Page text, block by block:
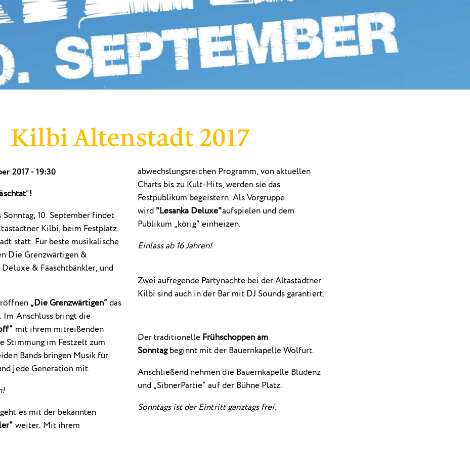
Kilbi Altenstadt 2017
2017 - 19:30
“!
Sonntag, 10. September findet
Kilbi, beim Festplatz
statt. Für beste musikalische
Die Grenzwärtigen &
& Fäaschtbänkler, und
„Die Grenzwärtigen“ das
Im Anschluss bringt die
mit ihrem mitreißenden
Stimmung im Festzelt zum
Bands bringen Musik für
jede Generation mit.
geht es mit der bekannten
weiter. Mit ihrem
abwechslungsreichen Programm, von aktuellen
Charts bis zu Kult-Hits, werden sie das
Festpublikum begeistern. Als Vorgruppe
wird "Lesanka Deluxe"aufspielen und dem
Publikum „körig“ einheizen.
Einlass ab 16 Jahren!
Zwei aufregende Partynächte bei der Altastädtner
Kilbi sind auch in der Bar mit DJ Sounds garantiert.
Der traditionelle Frühschoppen am
Sonntagbeginnt mit der Bauernkapelle Wolfurt.
Anschließend nehmen die Bauernkapelle Bludenz
und „SibnerPartie“ auf der Bühne Platz.
Sonntags ist der Eintritt ganztags frei.